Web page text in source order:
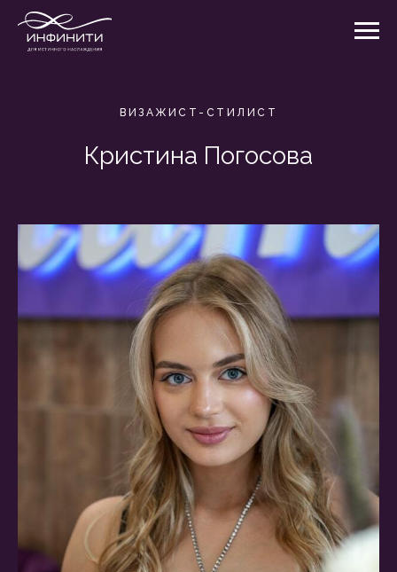
ВИЗАЖИСТ-СТИЛИСТ
Кристина Погосова